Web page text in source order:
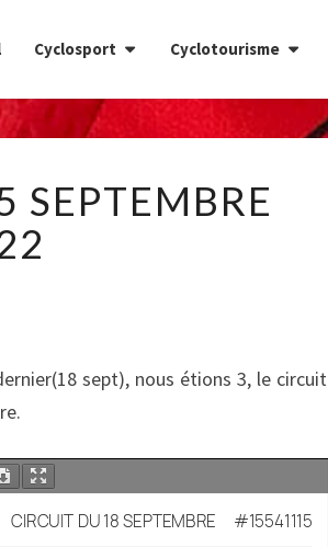
Cyclosport Cyclotourisme
25
SEPTEMBRE
sept), nous étions 3, le circuit